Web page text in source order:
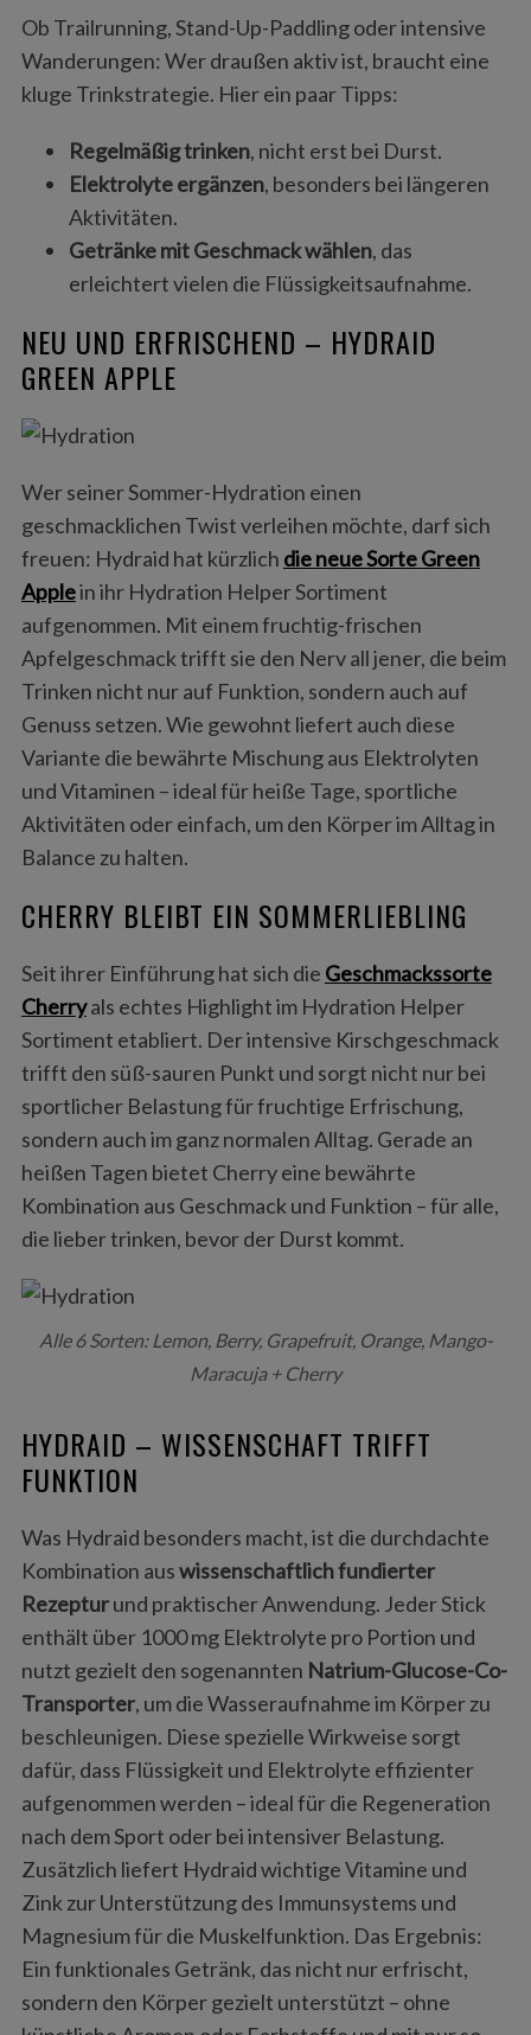
Ob Trailrunning, Stand-Up-Paddling oder intensive
Wanderungen: Wer draußen aktiv ist, braucht eine
kluge Trinkstrategie. Hier ein paar Tipps:
Regelmäßig trinken, nicht erst bei Durst.
Elektrolyte ergänzen, besonders bei längeren
Aktivitäten.
Getränke mit Geschmack wählen, das
erleichtert vielen die Flüssigkeitsaufnahme.
NEU UND ERFRISCHEND – HYDRAID
GREEN APPLE
Wer seiner Sommer-Hydration einen
geschmacklichen Twist verleihen möchte, darf sich
freuen: Hydraid hat kürzlich die neue Sorte Green
Applein ihr Hydration Helper Sortiment
aufgenommen. Mit einem fruchtig-frischen
Apfelgeschmack trifft sie den Nerv all jener, die beim
Trinken nicht nur auf Funktion, sondern auch auf
Genuss setzen. Wie gewohnt liefert auch diese
Variante die bewährte Mischung aus Elektrolyten
und Vitaminen – ideal für heiße Tage, sportliche
Aktivitäten oder einfach, um den Körper im Alltag in
Balance zu halten.
CHERRY BLEIBT EIN SOMMERLIEBLING
Seit ihrer Einführung hat sich die Geschmackssorte
Cherryals echtes Highlight im Hydration Helper
Sortiment etabliert. Der intensive Kirschgeschmack
trifft den süß-sauren Punkt und sorgt nicht nur bei
sportlicher Belastung für fruchtige Erfrischung,
sondern auch im ganz normalen Alltag. Gerade an
heißen Tagen bietet Cherry eine bewährte
Kombination aus Geschmack und Funktion – für alle,
die lieber trinken, bevor der Durst kommt.
Alle 6 Sorten: Lemon, Berry, Grapefruit, Orange, Mango-
Maracuja + Cherry
HYDRAID – WISSENSCHAFT TRIFFT
FUNKTION
Was Hydraid besonders macht, ist die durchdachte
Kombination auswissenschaftlich fundierter
Rezepturund praktischer Anwendung. Jeder Stick
enthält über 1000 mg Elektrolyte pro Portion und
nutzt gezielt den sogenannten Natrium-Glucose-Co-
Transporter, um die Wasseraufnahme im Körper zu
beschleunigen. Diese spezielle Wirkweise sorgt
dafür, dass Flüssigkeit und Elektrolyte effizienter
aufgenommen werden – ideal für die Regeneration
nach dem Sport oder bei intensiver Belastung.
Zusätzlich liefert Hydraid wichtige Vitamine und
Zink zur Unterstützung des Immunsystems und
Magnesium für die Muskelfunktion. Das Ergebnis:
Ein funktionales Getränk, das nicht nur erfrischt,
sondern den Körper gezielt unterstützt – ohne